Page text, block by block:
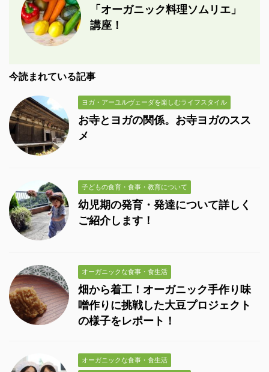
「オーガニック料理ソムリエ」
講座！
今読まれている記事
ヨガ・アーユルヴェーダを楽しむライフスタイル
お寺とヨガの関係。お寺ヨガのスス
メ
子どもの食育・食事・教育について
幼児期の発育・発達について詳しく
ご紹介します！
オーガニックな食事・食生活
畑から着工！オーガニック手作り味
噌作りに挑戦した大豆プロジェクト
の様子をレポート！
オーガニックな食事・食生活